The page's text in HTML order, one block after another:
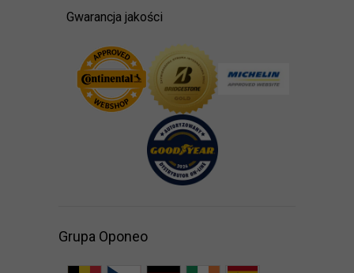
Gwarancja jakości
Grupa Oponeo